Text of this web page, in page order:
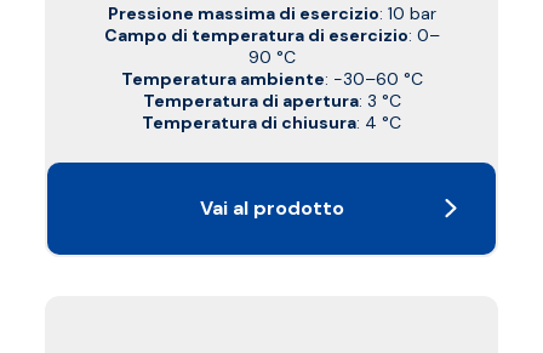
Pressione massima di esercizio: 10 bar
Campo di temperatura di esercizio: 0–
90 °C
Temperatura ambiente: -30–60 °C
Temperatura di apertura: 3 °C
Temperatura di chiusura: 4 °C
Vai al prodotto